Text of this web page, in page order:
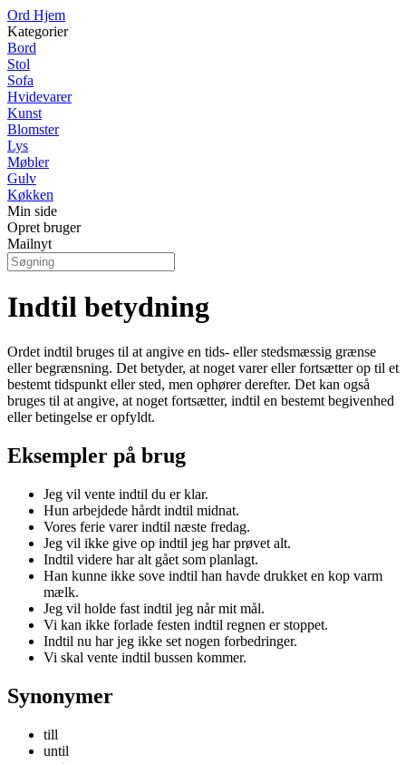
Ord Hjem
Kategorier
Bord
Stol
Sofa
Hvidevarer
Kunst
Blomster
Lys
Møbler
Gulv
Køkken
Min side
Opret bruger
Mailnyt
Indtil betydning
Ordet indtil bruges til at angive en tids- eller stedsmæssig grænse
eller begrænsning. Det betyder, at noget varer eller fortsætter op til et
bestemt tidspunkt eller sted, men ophører derefter. Det kan også
bruges til at angive, at noget fortsætter, indtil en bestemt begivenhed
eller betingelse er opfyldt.
Eksempler på brug
Jeg vil vente indtil du er klar.
Hun arbejdede hårdt indtil midnat.
Vores ferie varer indtil næste fredag.
Jeg vil ikke give op indtil jeg har prøvet alt.
Indtil videre har alt gået som planlagt.
Han kunne ikke sove indtil han havde drukket en kop varm
mælk.
Jeg vil holde fast indtil jeg når mit mål.
Vi kan ikke forlade festen indtil regnen er stoppet.
Indtil nu har jeg ikke set nogen forbedringer.
Vi skal vente indtil bussen kommer.
Synonymer
till
until